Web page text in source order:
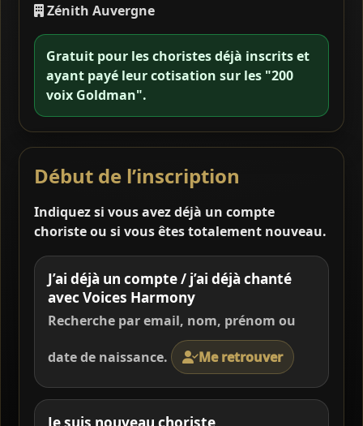
Zénith Auvergne
Gratuit pour les choristes déjà inscrits et
ayant payé leur cotisation sur les "200
voix Goldman".
Début de l’inscription
Indiquez si vous avez déjà un compte
choriste ou si vous êtes totalement nouveau.
J’ai déjà un compte / j’ai déjà chanté
avec Voices Harmony
Recherche par email, nom, prénom ou
date de naissance. Me retrouver